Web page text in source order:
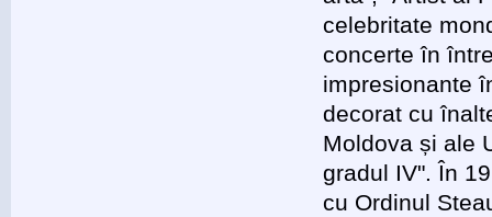
celebritate
concerte în
impresionante
decorat cu
Moldova și ale
gradul IV". În
cu Ordinul